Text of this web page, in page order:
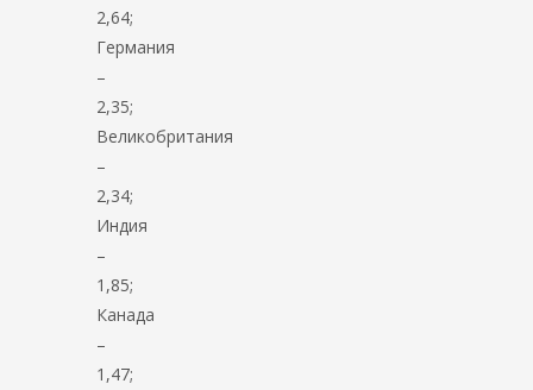
2,64;
Германия
–
2,35;
Великобритания
–
2,34;
Индия
–
1,85;
Канада
–
1,47;